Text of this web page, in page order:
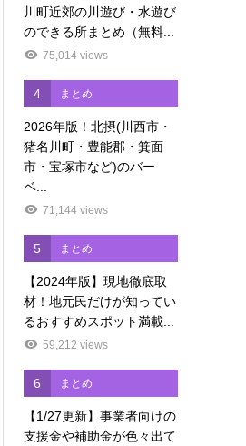
川町近郊の川遊び・水遊び
のできる所まとめ（無料...
75,014 views
4 まとめ
2026年版！北摂(川西市・
猪名川町・豊能郡・箕面
市・宝塚市など)のバー
ベ...
71,144 views
5 まとめ
【2024年版】現地徹底取
材！地元民だけが知ってい
るおすすめスポット満載...
59,212 views
6 まとめ
【1/27更新】事業者向けの
支援金や補助金が色々出て